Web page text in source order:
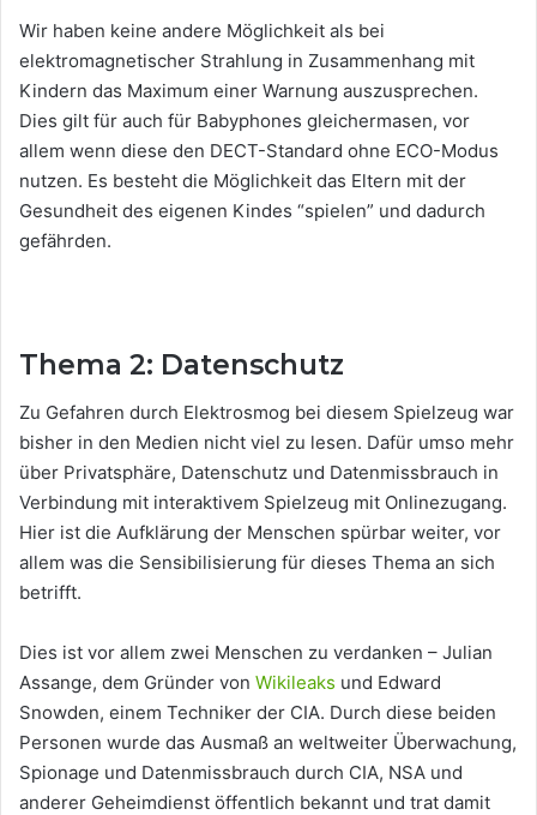
Wir haben keine andere Möglichkeit als bei
elektromagnetischer Strahlung in Zusammenhang mit
Kindern das Maximum einer Warnung auszusprechen.
Dies gilt für auch für Babyphones gleichermasen, vor
allem wenn diese den DECT-Standard ohne ECO-Modus
nutzen. Es besteht die Möglichkeit das Eltern mit der
Gesundheit des eigenen Kindes “spielen” und dadurch
gefährden.
Thema 2: Datenschutz
Zu Gefahren durch Elektrosmog bei diesem Spielzeug war
bisher in den Medien nicht viel zu lesen. Dafür umso mehr
über Privatsphäre, Datenschutz und Datenmissbrauch in
Verbindung mit interaktivem Spielzeug mit Onlinezugang.
Hier ist die Aufklärung der Menschen spürbar weiter, vor
allem was die Sensibilisierung für dieses Thema an sich
betrifft.
Dies ist vor allem zwei Menschen zu verdanken – Julian
Assange, dem Gründer von Wikileaks und Edward
Snowden, einem Techniker der CIA. Durch diese beiden
Personen wurde das Ausmaß an weltweiter Überwachung,
Spionage und Datenmissbrauch durch CIA, NSA und
anderer Geheimdienst öffentlich bekannt und trat damit